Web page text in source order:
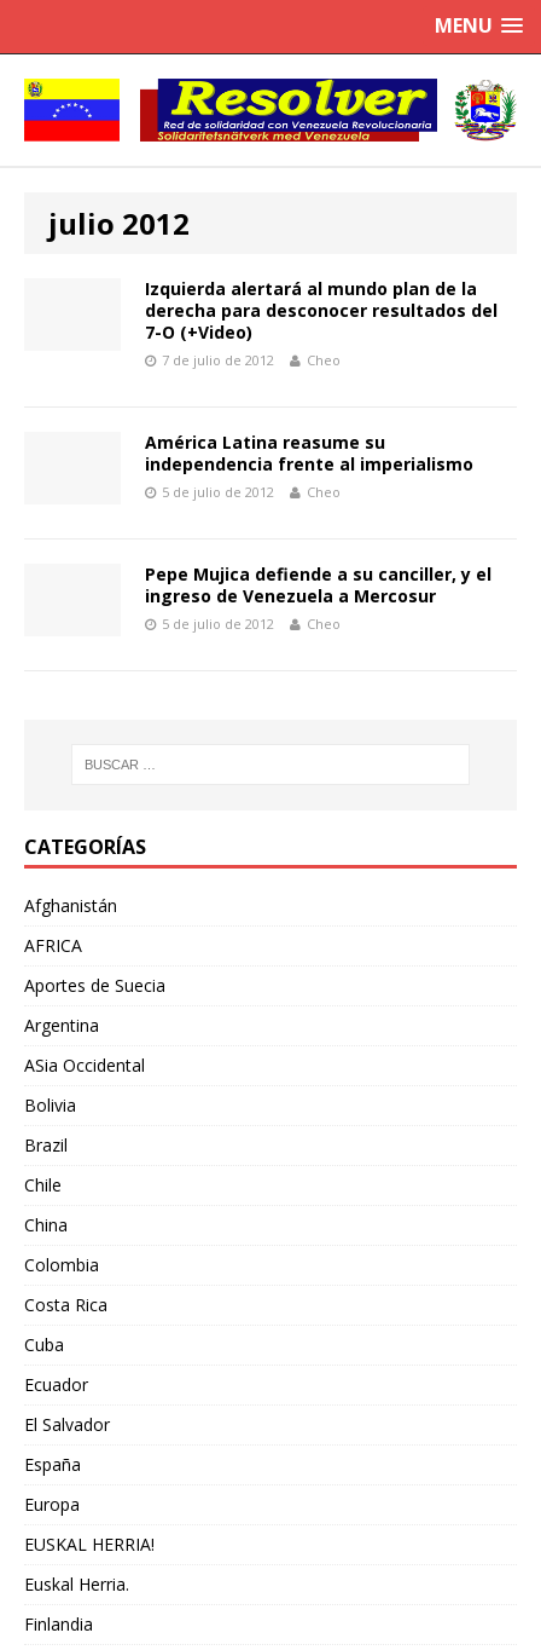
MENU
julio 2012
Izquierda alertará al mundo plan de la
derecha para desconocer resultados del
7-O (+Video)
7 de julio de 2012 Cheo
América Latina reasume su
independencia frente al imperialismo
5 de julio de 2012 Cheo
Pepe Mujica defiende a su canciller, y el
ingreso de Venezuela a Mercosur
5 de julio de 2012 Cheo
CATEGORÍAS
Afghanistán
AFRICA
Aportes de Suecia
Argentina
ASia Occidental
Bolivia
Brazil
Chile
China
Colombia
Costa Rica
Cuba
Ecuador
El Salvador
España
Europa
EUSKAL HERRIA!
Euskal Herria.
Finlandia